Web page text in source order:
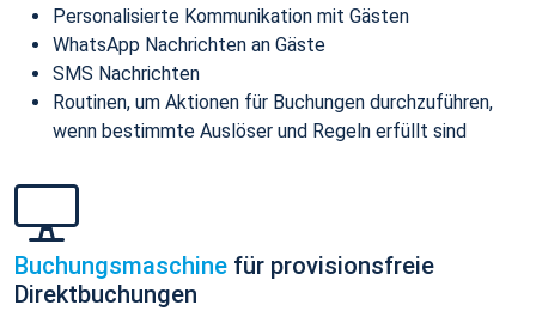
Personalisierte Kommunikation mit Gästen
WhatsApp Nachrichten an Gäste
SMS Nachrichten
Routinen, um Aktionen für Buchungen durchzuführen,
wenn bestimmte Auslöser und Regeln erfüllt sind
Buchungsmaschine für provisionsfreie
Direktbuchungen